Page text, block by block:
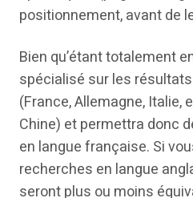
positionnement, avant de
Bien qu’étant totalement
spécialisé sur les résultats
(France, Allemagne, Italie,
Chine) et permettra donc
en langue française. Si
recherches en langue
seront plus ou moins